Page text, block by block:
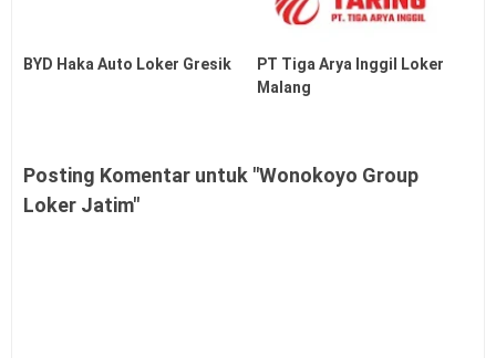
BYD Haka Auto Loker Gresik
PT Tiga Arya Inggil Loker
Malang
Posting Komentar untuk "Wonokoyo Group
Loker Jatim"